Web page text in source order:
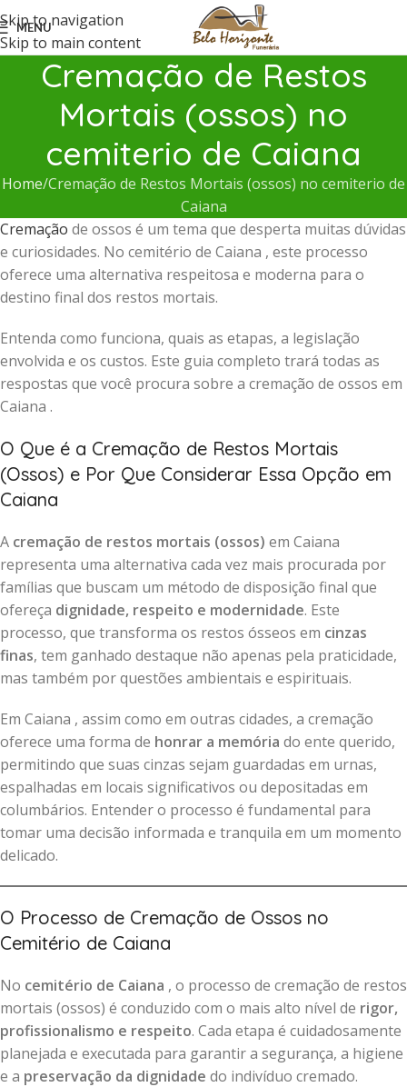
Skip to navigation
Skip to main content
MENU
Cremação de Restos
Mortais (ossos) no
cemiterio de Caiana
Home Cremação de Restos Mortais (ossos) no cemiterio de
Caiana
Cremação de ossos é um tema que desperta muitas dúvidas
e curiosidades. No cemitério de Caiana , este processo
oferece uma alternativa respeitosa e moderna para o
destino final dos restos mortais.
Entenda como funciona, quais as etapas, a legislação
envolvida e os custos. Este guia completo trará todas as
respostas que você procura sobre a cremação de ossos em
Caiana .
O Que é a Cremação de Restos Mortais
(Ossos) e Por Que Considerar Essa Opção em
Caiana
A cremação de restos mortais (ossos) em Caiana
representa uma alternativa cada vez mais procurada por
famílias que buscam um método de disposição final que
ofereça dignidade, respeito e modernidade. Este
processo, que transforma os restos ósseos em cinzas
finas, tem ganhado destaque não apenas pela praticidade,
mas também por questões ambientais e espirituais.
Em Caiana , assim como em outras cidades, a cremação
oferece uma forma de honrar a memória do ente querido,
permitindo que suas cinzas sejam guardadas em urnas,
espalhadas em locais significativos ou depositadas em
columbários. Entender o processo é fundamental para
tomar uma decisão informada e tranquila em um momento
delicado.
O Processo de Cremação de Ossos no
Cemitério de Caiana
No cemitério de Caiana , o processo de cremação de restos
mortais (ossos) é conduzido com o mais alto nível de rigor,
profissionalismo e respeito. Cada etapa é cuidadosamente
planejada e executada para garantir a segurança, a higiene
e a preservação da dignidade do indivíduo cremado.